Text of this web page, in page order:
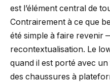
est l’élément central de
Contrairement à ce que
été simple à faire revenir
recontextualisation. Le
quand il est porté avec
des chaussures à